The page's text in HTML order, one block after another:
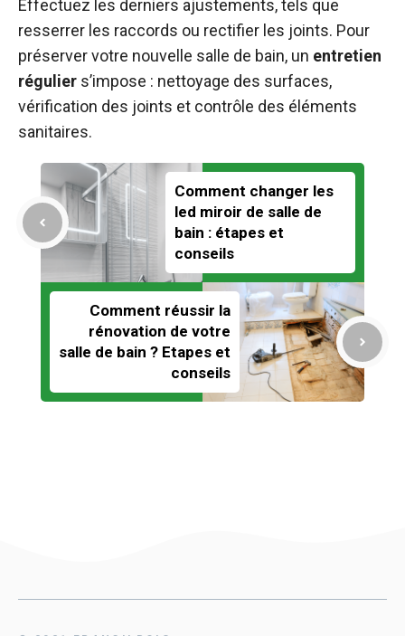
Effectuez les derniers ajustements, tels que
resserrer les raccords ou rectifier les joints. Pour
préserver votre nouvelle salle de bain, un entretien
régulier s’impose : nettoyage des surfaces,
vérification des joints et contrôle des éléments
sanitaires.
Comment changer les
led miroir de salle de
bain : étapes et
conseils
Comment réussir la
rénovation de votre
salle de bain ? Etapes et
conseils